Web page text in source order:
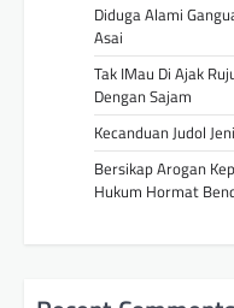
Diduga Alami
Asai
Tak IMau Di Ajak
Dengan Sajam
Kecanduan Judol
Bersikap Arogan
Hukum Hormat